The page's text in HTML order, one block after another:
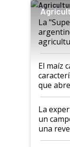
La
infinitas"
El maíz
que
el lote
La
un
una